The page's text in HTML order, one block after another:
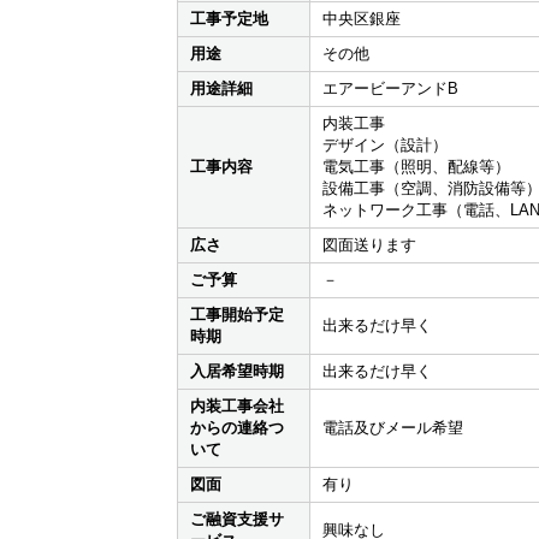
工事予定地
中央区銀座
用途
その他
用途詳細
エアービーアンドB
工事内容
内装工事
デザイン（設計）
電気工事（照明、配線等）
設備工事（空調、消防設備等
ネットワーク工事（電話、
広さ
図面送ります
ご予算
－
工事開始予定
時期
出来るだけ早く
入居希望時期
出来るだけ早く
内装工事会社
からの連絡つ
いて
電話及びメール希望
図面
有り
ご融資支援サ
興味なし